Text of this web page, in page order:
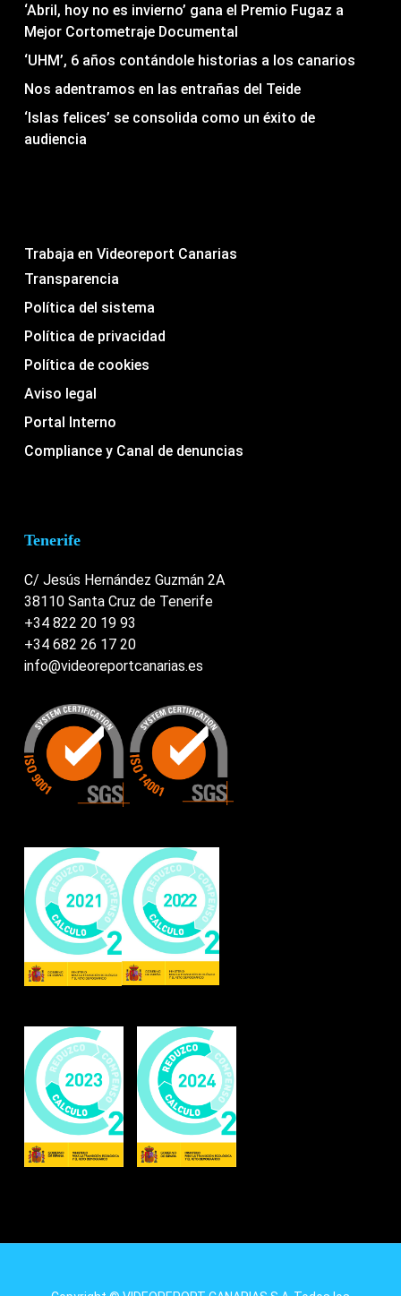
‘Abril, hoy no es invierno’ gana el Premio Fugaz a
Mejor Cortometraje Documental
‘UHM’, 6 años contándole historias a los canarios
Nos adentramos en las entrañas del Teide
‘Islas felices’ se consolida como un éxito de
audiencia
Trabaja en Videoreport Canarias
Transparencia
Política del sistema
Política de privacidad
Política de cookies
Aviso legal
Portal Interno
Compliance y Canal de denuncias
Tenerife
C/ Jesús Hernández Guzmán 2A
38110 Santa Cruz de Tenerife
+34 822 20 19 93
+34 682 26 17 20
info@videoreportcanarias.es